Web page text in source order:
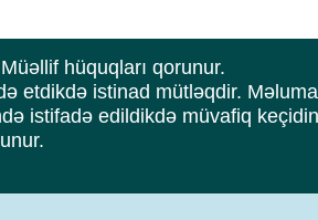
hüquqları qorunur.
etdikdə istinad mütləqdir.
istifadə edildikdə müvafiq keçidin